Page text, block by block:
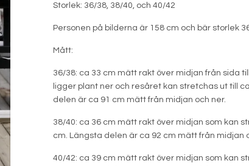
Storlek: 36/38, 38/40, och 40/42
Personen på bilderna är 158 cm och bär storlek
Mått:
36/38: ca 33 cm mätt rakt över midjan från sida
ligger plant ner och resåret kan stretchas ut till
delen är ca 91 cm mätt från midjan och ner.
38/40: ca 36 cm mätt rakt över midjan som kan
cm. Längsta delen är ca 92 cm mätt från midjan
40/42: ca 39 cm mätt rakt över midjan som kan